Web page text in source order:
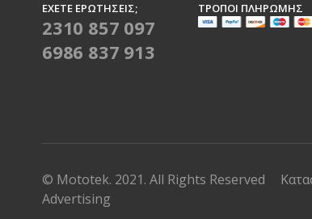
ΈΧΕΤΕ ΕΡΩΤΉΣΕΙΣ;
2310 857 097
6986 837 913
ΤΡΌΠΟΙ ΠΛΗΡΩΜΉΣ
© Mototek. 2021. All Rights Reserved
Advertising